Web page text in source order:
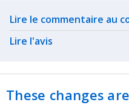
Related actions
Lire le commentaire au
Lire l'avis
These changes